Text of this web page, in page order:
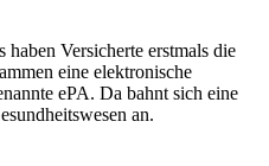
haben Versicherte erstmals die
eine elektronische
ePA. Da bahnt sich eine
an.